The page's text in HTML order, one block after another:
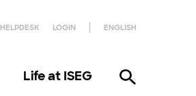
HELPDESK LOGIN ENGLISH
Life at ISEG